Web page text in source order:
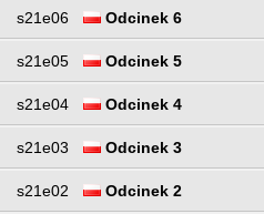
s21e06 Odcinek 6
s21e05 Odcinek 5
s21e04 Odcinek 4
s21e03 Odcinek 3
s21e02 Odcinek 2